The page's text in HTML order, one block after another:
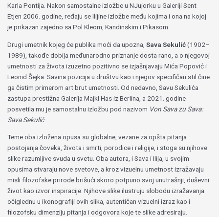
Karla Pontija. Nakon samostalne izložbe u NJujorku u Galeriji Sent
Etjen 2006. godine, ređaju se Ilijine izložbe među kojima i ona na kojoj
je prikazan zajedno sa Pol Kleom, Kandinskim i Pikasom.
Drugi umetnik kojeg će publika moći da upozna,Sava Sekulić(1902–
1989), takođe dobija međunarodno priznanje dosta rano, a o njegovoj
umetnosti za života izuzetno pozitivno se izjašnjavaju Mića Popović i
Leonid Šejka. Savina pozicija u društvu kao i njegov specifičan stil čine
ga čistim primerom art brut umetnosti. Od nedavno, Savu Sekulića
zastupa prestižna Galerija Majkl Has iz Berlina, a 2021. godine
posvetila mu je samostalnu izložbu pod nazivom Von Sava zu Sava:
Sava Sekulić.
Teme oba izložena opusa su globalne, vezane za opšta pitanja
postojanja čoveka, života i smrti, porodice i religije, i stoga su njihove
slike razumljive svuda u svetu. Oba autora, i Sava i Ilija, u svojim
opusima stvaraju nove svetove, a kroz vizuelnu umetnost izražavaju
misli filozofske prirode brišući skoro potpuno svoj unutrašnji, duševni
život kao izvor inspiracije. Njihove slike ilustruju slobodu izražavanja
očiglednu u ikonografiji ovih slika, autentičan vizuelni izraz kao i
filozofsku dimenziju pitanja i odgovora koje te slike adresiraju.